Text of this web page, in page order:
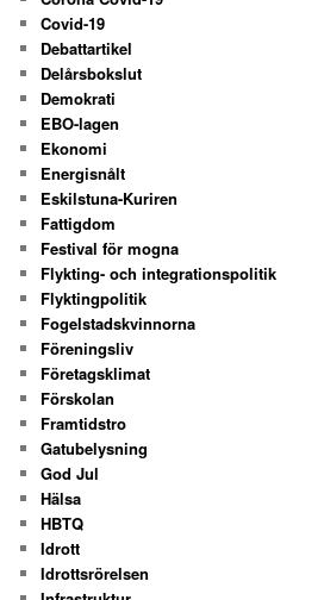
Covid-19
Debattartikel
Delårsbokslut
Demokrati
EBO-lagen
Ekonomi
Energisnålt
Eskilstuna-Kuriren
Fattigdom
Festival för mogna
Flykting- och integrationspolitik
Flyktingpolitik
Fogelstadskvinnorna
Föreningsliv
Företagsklimat
Förskolan
Framtidstro
Gatubelysning
God Jul
Hälsa
HBTQ
Idrott
Idrottsrörelsen